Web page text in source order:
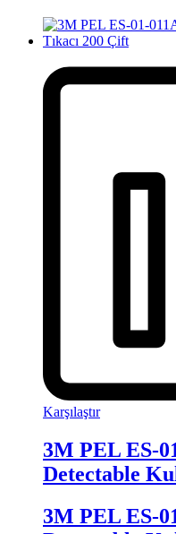
Karşılaştır
3M PEL ES-
Detectable
3M PEL ES-